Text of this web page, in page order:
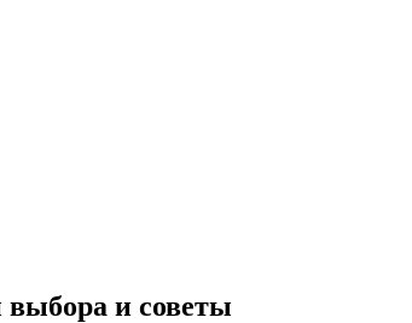
и советы